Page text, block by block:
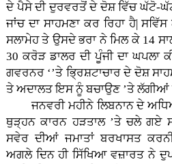
ਦੇ ਪੈਸੇ ਦੀ ਦੁਰਵਰਤੋਂ ਦੇ ਦੋਸ਼ ਵਿੱਚ ਘੱਟੋ-
ਜਾਂਚ ਦਾ ਸਾਹਮਣਾ ਕਰ ਰਿਹਾ ਹੈ|
ਸਲਾਮੇਹ ਤੇ ਉਸਦੇ ਭਰਾ ਨੇ ਮਿਲ ਕੇ 14
30 ਕਰੋੜ ਡਾਲਰ ਦੀ ਪੂੰਜੀ ਦਾ ਘਪਲਾ
ਗਵਰਨਰ ‘’ਤੇ ਭ੍ਰਿਸ਼ਟਾਚਾਰ ਦੇ ਦੋਸ਼
ਤੇ ਅਦਾਲਤ ਇਸ ਨੂੰ ਬਚਾਉਣ ’ਤੇ ਲੱਗੀਆਂ
ਜਨਵਰੀ ਮਹੀਨੇ ਲਿਬਨਾਨ ਦੇ
ਥੁੜ੍ਹਨ ਕਾਰਨ ਹੜਤਾਲ ’ਤੇ ਚਲੇ ਗਏ
ਸਵੇਰ ਦੀਆਂ ਜਮਾਤਾਂ ਬਰਖਾਸਤ
ਅਗਲੇ ਦਿਨ ਹੀ ਸਿੱਖਿਆ ਵਜ਼ਾਰਤ ਨੇ